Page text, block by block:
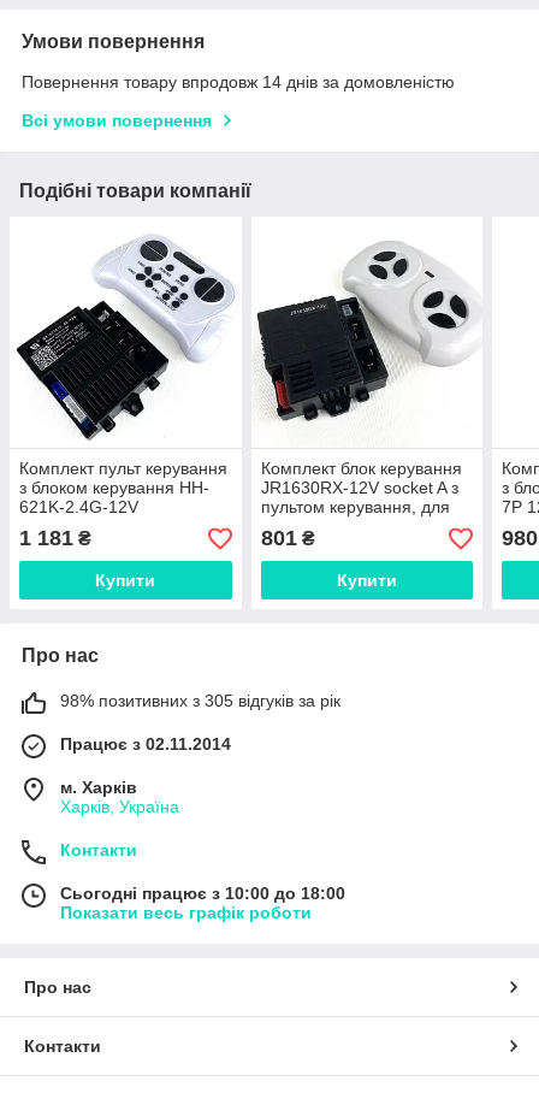
Умови повернення
Повернення товару впродовж 14 днів за домовленістю
Всі умови повернення
Подібні товари компанії
Комплект пульт керування
з блоком керування HH-
621K-2.4G-12V
1 181 ₴
Купити
Комплект блок керування
JR1630RX-12V socket A з
пультом керування, для
дитячого електромобіля
Bambi
801₴
Купити
з
7P
980
Про нас
98% позитивних з 305 відгуків за рік
Працює з 02.11.2014
м. Харків
Харків, Україна
Контакти
Сьогодні працює з 10:00 до 18:00
Показати весь графік роботи
Про нас
Контакти